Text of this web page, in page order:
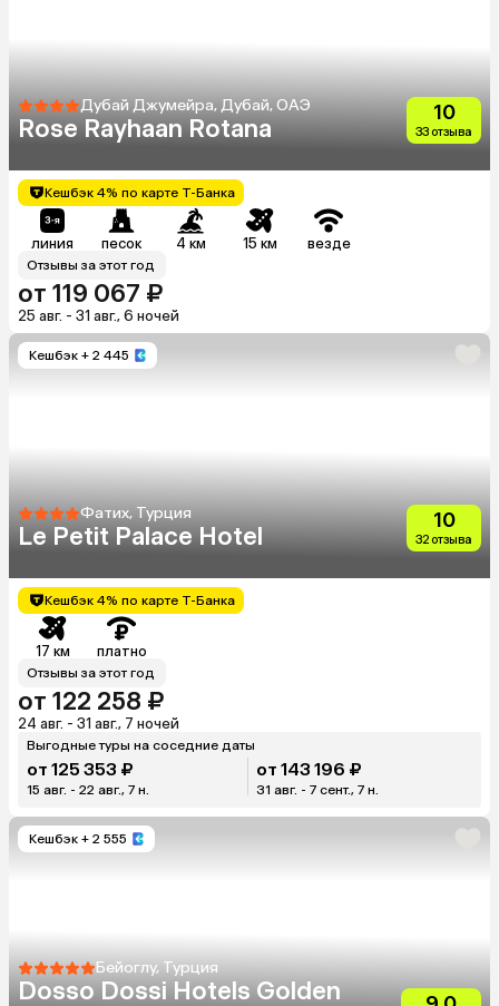
Дубай Джумейра, Дубай, ОАЭ
Rose Rayhaan Rotana
10
33 отзыва
Кешбэк 4% по карте Т-Банка
линия песок 4 км 15 км везде
Отзывы за этот год
от 119 067 ₽
25 авг. - 31 авг., 6 ночей
Кешбэк + 2 445
Фатих, Турция
Le Petit Palace Hotel
10
32 отзыва
Кешбэк 4% по карте Т-Банка
17 км платно
Отзывы за этот год
от 122 258 ₽
24 авг. - 31 авг., 7 ночей
Выгодные туры на соседние даты
от 125 353 ₽
15 авг. - 22 авг., 7 н.
от 143 196 ₽
31 авг. - 7 сент., 7 н.
Кешбэк + 2 555
Бейоглу, Турция
Dosso Dossi Hotels Golden